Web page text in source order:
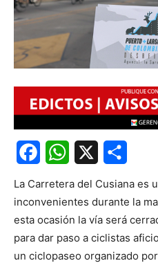
Share
La Carretera del Cusiana es
inconvenientes durante la
esta ocasión la vía será
para dar paso a ciclistas
un ciclopaseo organizado